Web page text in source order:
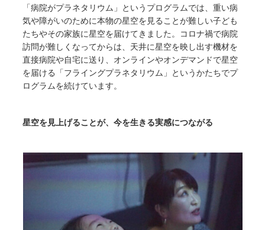
「病院がプラネタリウム」というプログラムでは、重い病
気や障がいのために本物の星空を見ることが難しい子ども
たちやその家族に星空を届けてきました。コロナ禍で病院
訪問が難しくなってからは、天井に星空を映し出す機材を
直接病院や自宅に送り、オンラインやオンデマンドで星空
を届ける「フライングプラネタリウム」というかたちでプ
ログラムを続けています。
星空を見上げることが、今を生きる実感につながる